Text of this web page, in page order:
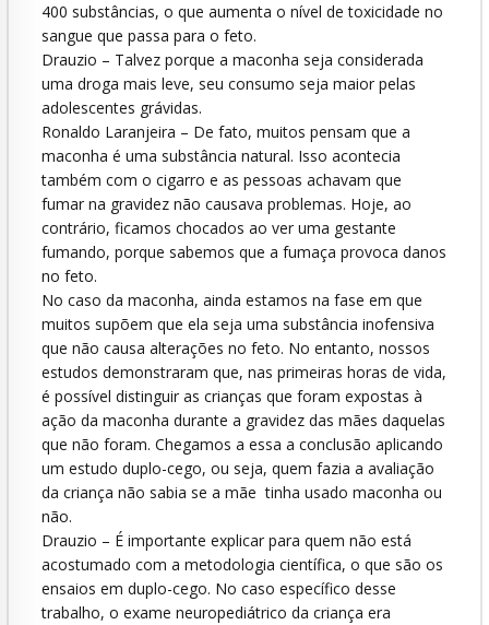
400 substâncias, o que aumenta o nível de toxicidade no
sangue que passa para o feto.
Drauzio – Talvez porque a maconha seja considerada
uma droga mais leve, seu consumo seja maior pelas
adolescentes grávidas.
Ronaldo Laranjeira – De fato, muitos pensam que a
maconha é uma substância natural. Isso acontecia
também com o cigarro e as pessoas achavam que
fumar na gravidez não causava problemas. Hoje, ao
contrário, ficamos chocados ao ver uma gestante
fumando, porque sabemos que a fumaça provoca danos
no feto.
No caso da maconha, ainda estamos na fase em que
muitos supõem que ela seja uma substância inofensiva
que não causa alterações no feto. No entanto, nossos
estudos demonstraram que, nas primeiras horas de vida,
é possível distinguir as crianças que foram expostas à
ação da maconha durante a gravidez das mães daquelas
que não foram. Chegamos a essa a conclusão aplicando
um estudo duplo-cego, ou seja, quem fazia a avaliação
da criança não sabia se a mãe tinha usado maconha ou
não.
Drauzio – É importante explicar para quem não está
acostumado com a metodologia científica, o que são os
ensaios em duplo-cego. No caso específico desse
trabalho, o exame neuropediátrico da criança era